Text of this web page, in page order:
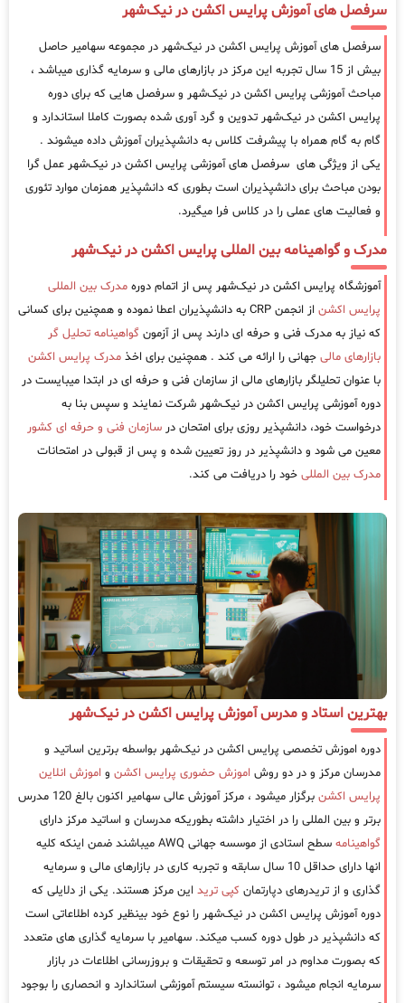
سرفصل های آموزش پرایس اکشن در نیک‌شهر
سرفصل های آموزش پرایس اکشن در نیک‌شهر در مجموعه سهامیر حاصل
بیش از 15 سال تجربه این مرکز در بازارهای مالی و سرمایه گذاری میباشد ،
مباحث آموزشی پرایس اکشن در نیک‌شهر و سرفصل هایی که برای دوره
پرایس اکشن در نیک‌شهر تدوین و گرد آوری شده بصورت کاملا استاندارد و
گام به گام همراه با پیشرفت کلاس به دانشپذیران آموزش داده میشوند .
یکی از ویژگی های سرفصل های آموزشی پرایس اکشن در نیک‌شهر عمل گرا
بودن مباحث برای دانشپذیران است بطوری که دانشپذیر همزمان موارد تئوری
و فعالیت های عملی را در کلاس فرا میگیرد.
مدرک و گواهینامه بین المللی پرایس اکشن در نیک‌شهر
آموزشگاه پرایس اکشن در نیک‌شهر پس از اتمام دوره مدرک بین المللی
پرایس اکشن
از انجمن CRP به دانشپذیران اعطا نموده و همچنین برای کسانی
که نیاز به مدرک فنی و حرفه ای دارند پس از آزمون گواهینامه تحلیل گر
بازارهای مالی جهانی را ارائه می کند . همچنین برای اخذ مدرک پرایس اکشن
با عنوان تحلیلگر بازارهای مالی از سازمان فنی و حرفه ای در ابتدا میبایست در
دوره آموزشی پرایس اکشن در نیک‌شهر شرکت نمایند و سپس بنا به
درخواست خود، دانشپذیر روزی برای امتحان در سازمان فنی و حرفه ای کشور
معین می شود و دانشپذیر در روز تعیین شده و پس از قبولی در امتحانات
مدرک بین المللی خود را دریافت می کند.
بهترین استاد و مدرس آموزش پرایس اکشن در نیک‌شهر
دوره اموزش تخصصی پرایس اکشن در نیک‌شهر بواسطه برترین اساتید و
مدرسان مرکز و در دو روش اموزش حضوری پرایس اکشن و اموزش انلاین
پرایس اکشن
برگزار میشود ، مرکز آموزش عالی سهامیر اکنون بالغ 120 مدرس
برتر و بین المللی را در اختیار داشته بطوریکه مدرسان و اساتید مرکز دارای
گواهینامه
سطح استادی از موسسه جهانی AWQ میباشند ضمن اینکه کلیه
انها دارای حداقل 10 سال سابقه و تجربه کاری در بازارهای مالی و سرمایه
گذاری و از تریدرهای دپارتمان کپی ترید این مرکز هستند. یکی از دلایلی که
دوره آموزش پرایس اکشن در نیک‌شهر را نوع خود بینظیر کرده اطلاعاتی است
که دانشپذیر در طول دوره کسب میکند. سهامیر با سرمایه گذاری های متعدد
که بصورت مداوم در امر توسعه و تحقیقات و بروزرسانی اطلاعات در بازار
سرمایه انجام میشود ، توانسته سیستم آموزشی استاندارد و انحصاری را بوجود